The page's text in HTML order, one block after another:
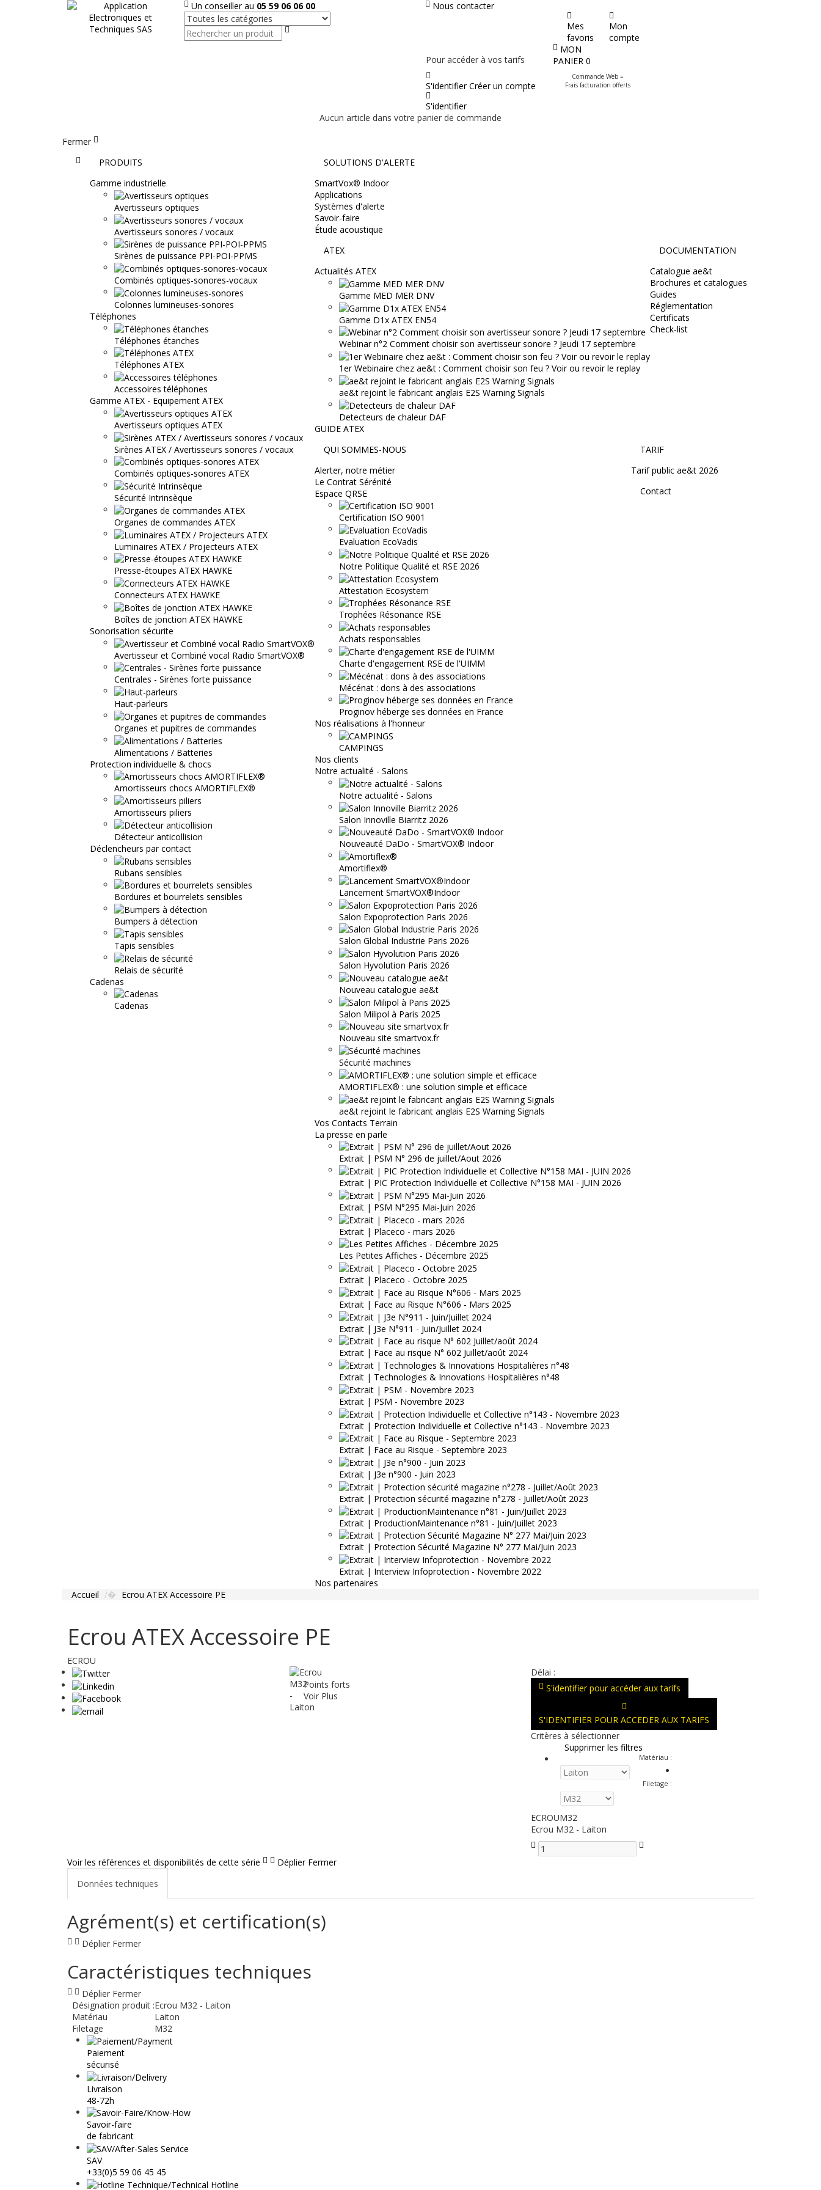
Un conseiller au 05 59 06 06 00 Nous contacter
Rechercher
Mes
favoris
Mon
compte
Pour accéder à vos tarifs
S'identifierCréer un compte
S'identifier
MON
PANIER 0
Commande Web =
Frais facturation offerts
Aucun article dans votre panier de commande
Fermer
AccueilPRODUITS
Gamme industrielle
Avertisseurs optiques
Avertisseurs sonores / vocaux
Sirènes de puissance PPI-POI-PPMS
Combinés optiques-sonores-vocaux
Colonnes lumineuses-sonores
Téléphones
Téléphones étanches
Téléphones ATEX
Accessoires téléphones
Gamme ATEX - Equipement ATEX
Avertisseurs optiques ATEX
Sirènes ATEX / Avertisseurs sonores / vocaux
Combinés optiques-sonores ATEX
Sécurité Intrinsèque
Organes de commandes ATEX
Luminaires ATEX / Projecteurs ATEX
Presse-étoupes ATEX HAWKE
Connecteurs ATEX HAWKE
Boîtes de jonction ATEX HAWKE
Sonorisation sécurite
Avertisseur et Combiné vocal Radio SmartVOX®
Centrales - Sirènes forte puissance
Haut-parleurs
Organes et pupitres de commandes
Alimentations / Batteries
Protection individuelle & chocs
Amortisseurs chocs AMORTIFLEX®
Amortisseurs piliers
Détecteur anticollision
Déclencheurs par contact
Rubans sensibles
Bordures et bourrelets sensibles
Bumpers à détection
Tapis sensibles
Relais de sécurité
Cadenas
Cadenas
SOLUTIONS D'ALERTE
SmartVox® Indoor
Applications
Systèmes d'alerte
Savoir-faire
Étude acoustique
ATEX
Actualités ATEX
Gamme MED MER DNV
Gamme D1x ATEX EN54
Webinar n°2 Comment choisir son avertisseur sonore ? Jeudi 17 septembre
1er Webinaire chez ae&t : Comment choisir son feu ? Voir ou revoir le replay
ae&t rejoint le fabricant anglais E2S Warning Signals
Detecteurs de chaleur DAF
GUIDE ATEX
DOCUMENTATION
Catalogue ae&t
Brochures et catalogues
Guides
Réglementation
Certificats
Check-list
QUI SOMMES-NOUS
Alerter, notre métier
Le Contrat Sérénité
Espace QRSE
Certification ISO 9001
Evaluation EcoVadis
Notre Politique Qualité et RSE 2026
Attestation Ecosystem
Trophées Résonance RSE
Achats responsables
Charte d'engagement RSE de l'UIMM
Mécénat : dons à des associations
Proginov héberge ses données en France
Nos réalisations à l'honneur
CAMPINGS
Nos clients
Notre actualité - Salons
Notre actualité - Salons
Salon Innoville Biarritz 2026
Nouveauté DaDo - SmartVOX® Indoor
Amortiflex®
Lancement SmartVOX®Indoor
Salon Expoprotection Paris 2026
Salon Global Industrie Paris 2026
Salon Hyvolution Paris 2026
Nouveau catalogue ae&t
Salon Milipol à Paris 2025
Nouveau site smartvox.fr
Sécurité machines
AMORTIFLEX® : une solution simple et efficace
ae&t rejoint le fabricant anglais E2S Warning Signals
Vos Contacts Terrain
La presse en parle
Extrait | PSM N° 296 de juillet/Aout 2026
Extrait | PIC Protection Individuelle et Collective N°158 MAI - JUIN 2026
Extrait | PSM N°295 Mai-Juin 2026
Extrait | Placeco - mars 2026
Les Petites Affiches - Décembre 2025
Extrait | Placeco - Octobre 2025
Extrait | Face au Risque N°606 - Mars 2025
Extrait | J3e N°911 - Juin/Juillet 2024
Extrait | Face au risque N° 602 Juillet/août 2024
Extrait | Technologies & Innovations Hospitalières n°48
Extrait | PSM - Novembre 2023
Extrait | Protection Individuelle et Collective n°143 - Novembre 2023
Extrait | Face au Risque - Septembre 2023
Extrait | J3e n°900 - Juin 2023
Extrait | Protection sécurité magazine n°278 - Juillet/Août 2023
Extrait | ProductionMaintenance n°81 - Juin/Juillet 2023
Extrait | Protection Sécurité Magazine N° 277 Mai/Juin 2023
Extrait | Interview Infoprotection - Novembre 2022
Nos partenaires
TARIF
Tarif public ae&t 2026
Contact
Accueil Ecrou ATEX Accessoire PE
Ecrou ATEX Accessoire PE
ECROU
Points forts
Voir Plus
Délai :
S'identifier pour accéder aux tarifs
S'IDENTIFIER POUR ACCEDER AUX TARIFS
Critères à sélectionner
Supprimer les filtres
Matériau :
Filetage :
ECROUM32
Ecrou M32 - Laiton
Voir les références et disponibilités de cette série Déplier Fermer
Données techniques
Agrément(s) et certification(s)
Déplier Fermer
Caractéristiques techniques
Déplier Fermer
Désignation produit :Ecrou M32 - Laiton
Matériau
Laiton
Filetage
M32
Paiement
sécurisé
Livraison
48-72h
Savoir-faire
de fabricant
SAV
+33(0)5 59 06 45 45